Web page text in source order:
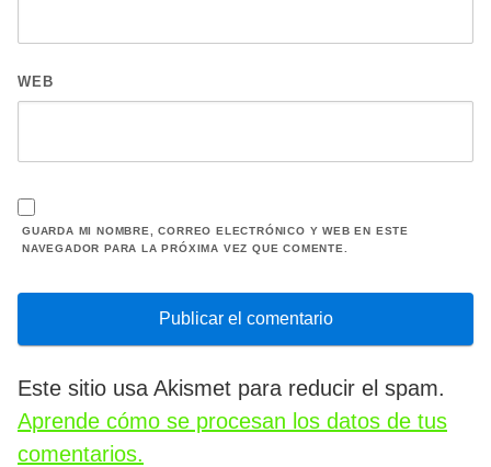
WEB
GUARDA MI NOMBRE, CORREO ELECTRÓNICO Y WEB EN ESTE
NAVEGADOR PARA LA PRÓXIMA VEZ QUE COMENTE.
Este sitio usa Akismet para reducir el spam.
Aprende cómo se procesan los datos de tus
comentarios.